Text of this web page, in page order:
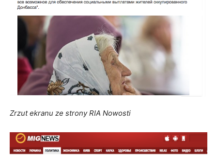
Zrzut ekranu ze strony RIA Nowosti